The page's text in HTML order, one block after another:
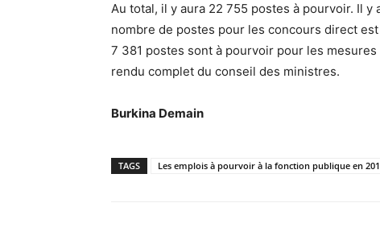
Au total, il y aura 22 755 postes à pourvoir. Il
nombre de postes pour les concours direct
7 381 postes sont à pourvoir pour les
rendu complet du conseil des ministres.
Burkina Demain
TAGS Les emplois à pourvoir à la fonction publique en